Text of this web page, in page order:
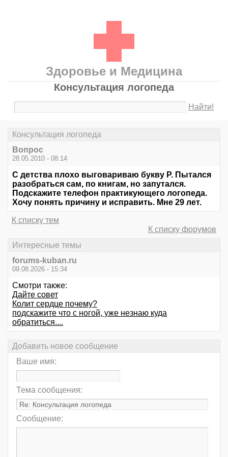
Здоровье и Медицина
Консультация логопеда
Найти!
Консультация логопеда
Вопрос
28.05.2010 - 08:14
С детства плохо выговариваю букву Р. Пытался
разобраться сам, по книгам, но запутался.
Подскажите телефон практикующего логопеда.
Хочу понять причину и исправить. Мне 29 лет.
К списку тем
К списку форумов
Интересные темы
forums-kuban.ru
09.08.2026 - 15:34
Смотри также:
Дайте совет
Колит сердце почему?
подскажите что с ногой, уже незнаю куда
обратиться....
Добавить новое сообщение
Ваше имя:
Тема сообщения:
Сообщение: